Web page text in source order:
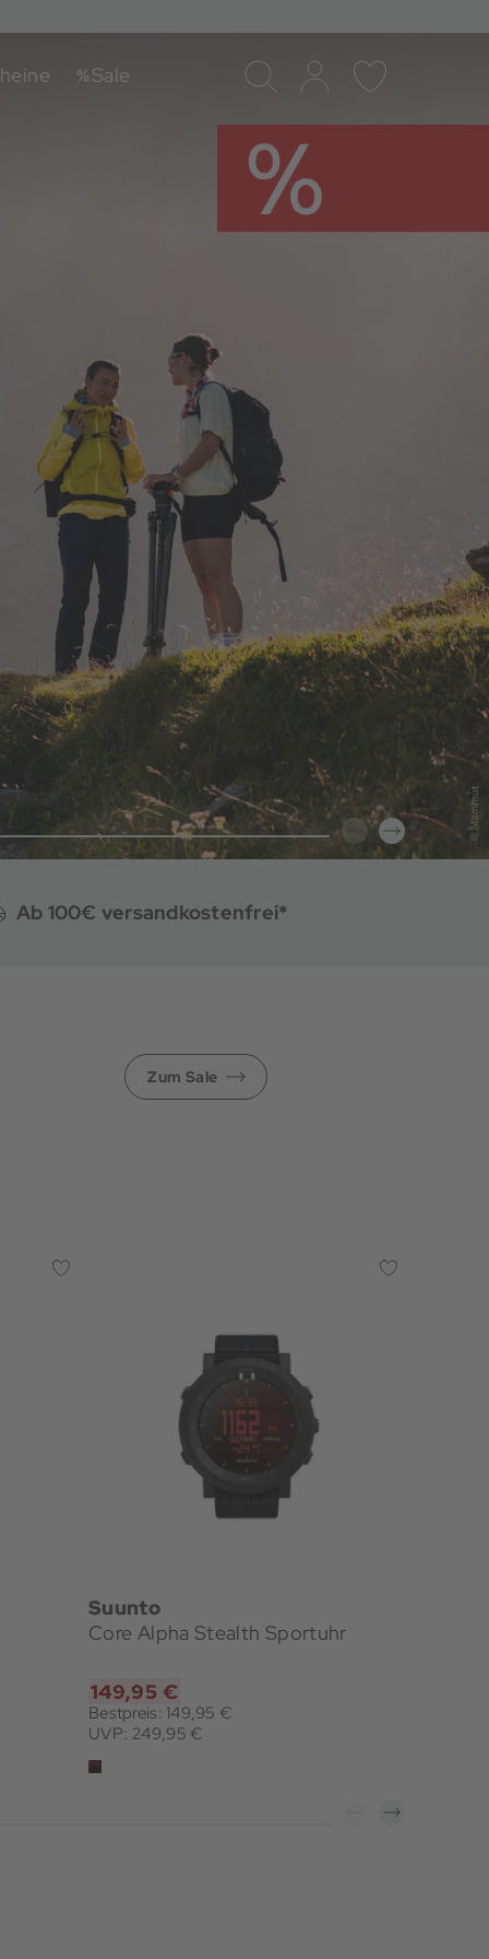
Sale
Suche Merkliste
Ab 100€ versandkostenfrei*
Zum Sale
Suunto
Core Alpha Stealth Sportuhr
149,95 €
Bestpreis: 149,95 €
UVP: 249,95 €